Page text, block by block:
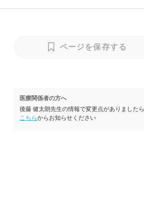
ページを保存する
医療関係者の方へ
後藤 健太朗先生の情報で変更点がありましたら
こちらからお知らせください